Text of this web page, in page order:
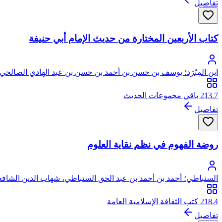
تفاصيل
كتاب الأربعين المختارة من حديث الإمام أبي حنيفة
ابن المِبْرَد؛ يوسف بن حسن بن أحمد بن حسن بن عبد الهادي الصالحي،
213.7 باقي مجموعات الحديث
تفاصيل
روضة الفهوم في نظم نقاية العلوم
السنباطي؛ أحمد بن أحمد بن عبد الحق السنباطي، شهاب الدين
218.4 كتب الثقافة الإسلامية العامة
تفاصيل